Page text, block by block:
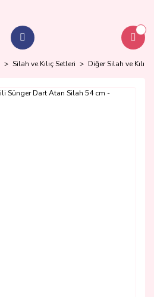
Silah ve Kılıç Setleri Diğer Silah ve Kılıç